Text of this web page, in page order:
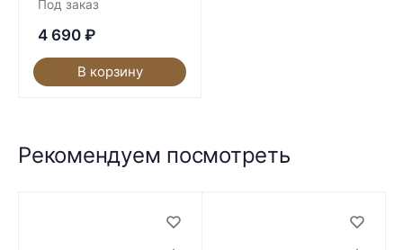
Под заказ
4 690 ₽
В корзину
Рекомендуем посмотреть